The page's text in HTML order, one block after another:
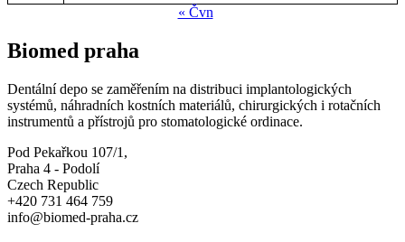
« Čvn
Biomed praha
Dentální depo se zaměřením na distribuci implantologických
systémů, náhradních kostních materiálů, chirurgických i rotačních
instrumentů a přístrojů pro stomatologické ordinace.
Pod Pekařkou 107/1,
Praha 4 - Podolí
Czech Republic
+420 731 464 759
info@biomed-praha.cz